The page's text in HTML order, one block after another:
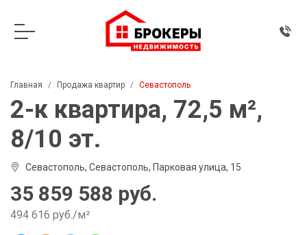
Главная Продажа квартир Севастополь
2-к квартира, 72,5 м²,
8/10 эт.
Севастополь, Севастополь, Парковая улица, 15
35 859 588 руб.
494 616 руб./м²